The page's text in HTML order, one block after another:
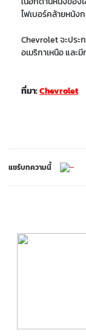
ไฟเบอร์คล้ายหนัง
Chevrolet จะประ
อเมริกาเหนือ และ
ที่มา:Chevrolet
แชร์บทความนี้